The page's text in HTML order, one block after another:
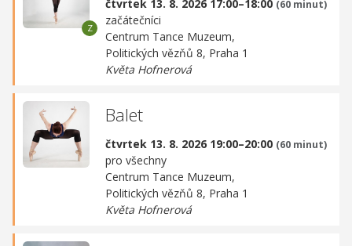
čtvrtek 13. 8. 2026 17:00–18:00 (60 minut)
začátečníci
Centrum Tance Muzeum,
Politických vězňů 8, Praha 1
Květa Hofnerová
Balet
čtvrtek 13. 8. 2026 19:00–20:00 (60 minut)
pro všechny
Centrum Tance Muzeum,
Politických vězňů 8, Praha 1
Květa Hofnerová